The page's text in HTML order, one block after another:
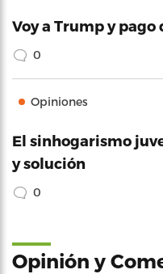
Voy a Trump y pago
0
Opiniones
El sinhogarismo
y solución
0
Opinión y